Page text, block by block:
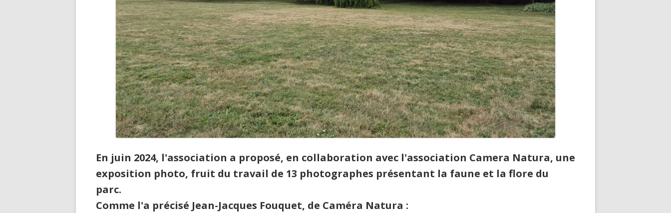
En juin 2024, l'association a proposé, en collaboration avec l'association Camera Natura, une
exposition photo, fruit du travail de 13 photographes présentant la faune et la flore du
parc.
Comme l'a précisé Jean-Jacques Fouquet, de Caméra Natura :